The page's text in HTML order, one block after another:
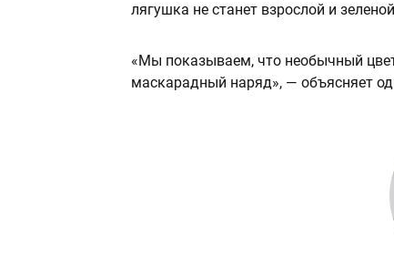
лягушка не станет взрослой и
«Мы показываем, что необычный
маскарадный наряд», — объясняет